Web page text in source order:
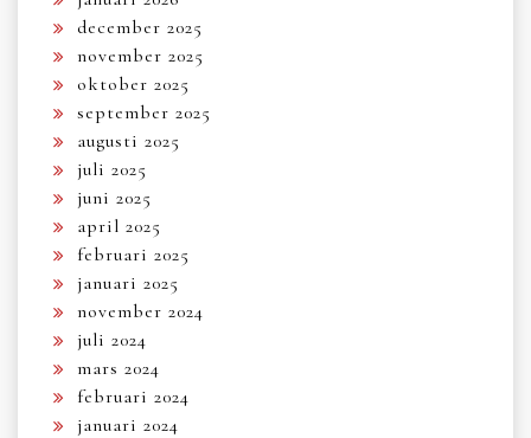
december 2025
november 2025
oktober 2025
september 2025
augusti 2025
juli 2025
juni 2025
april 2025
februari 2025
januari 2025
november 2024
juli 2024
mars 2024
februari 2024
januari 2024